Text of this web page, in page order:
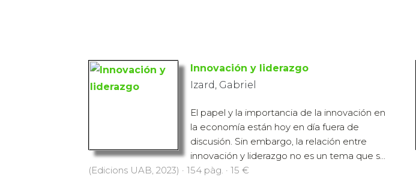
Innovación y liderazgo
Izard, Gabriel
El papel y la importancia de la innovación en
la economía están hoy en día fuera de
discusión. Sin embargo, la relación entre
innovación y liderazgo no es un tema que s...
(Edicions UAB, 2023) · 154 pàg. · 15 €